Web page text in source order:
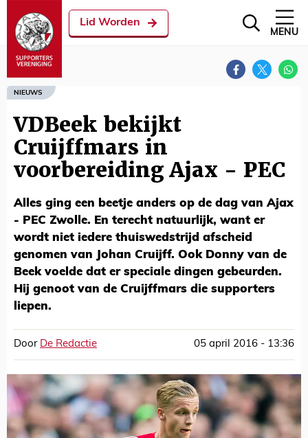
Lid Worden
MENU
NIEUWS
VDBeek bekijkt
Cruijffmars in
voorbereiding Ajax - PEC
Alles ging een beetje anders op de dag van Ajax
- PEC Zwolle. En terecht natuurlijk, want er
wordt niet iedere thuiswedstrijd afscheid
genomen van Johan Cruijff. Ook Donny van de
Beek voelde dat er speciale dingen gebeurden.
Hij genoot van de Cruijffmars die supporters
liepen.
Door De Redactie 05 april 2016 - 13:36